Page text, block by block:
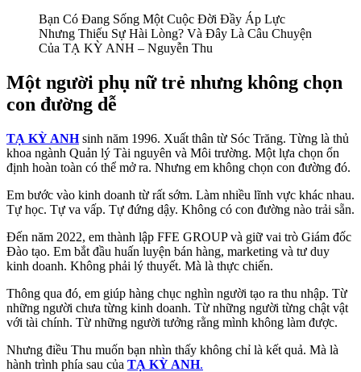
Bạn Có Đang Sống Một Cuộc Đời Đầy Áp Lực
Nhưng Thiếu Sự Hài Lòng? Và Đây Là Câu Chuyện
Của TẠ KỲ ANH – Nguyễn Thu
Một người phụ nữ trẻ nhưng không chọn
con đường dễ
TẠ KỲ ANHsinh năm 1996. Xuất thân từ Sóc Trăng. Từng là thủ
khoa ngành Quản lý Tài nguyên và Môi trường. Một lựa chọn ổn
định hoàn toàn có thể mở ra. Nhưng em không chọn con đường đó.
Em bước vào kinh doanh từ rất sớm. Làm nhiều lĩnh vực khác nhau.
Tự học. Tự va vấp. Tự đứng dậy. Không có con đường nào trải sẵn.
Đến năm 2022, em thành lập FFE GROUP và giữ vai trò Giám đốc
Đào tạo. Em bắt đầu huấn luyện bán hàng, marketing và tư duy
kinh doanh. Không phải lý thuyết. Mà là thực chiến.
Thông qua đó, em giúp hàng chục nghìn người tạo ra thu nhập. Từ
những người chưa từng kinh doanh. Từ những người từng chật vật
với tài chính. Từ những người tưởng rằng mình không làm được.
Nhưng điều Thu muốn bạn nhìn thấy không chỉ là kết quả. Mà là
hành trình phía sau của TẠ KỲ ANH.